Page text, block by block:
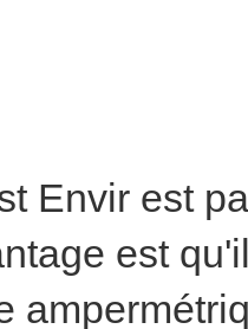
Envir est
est